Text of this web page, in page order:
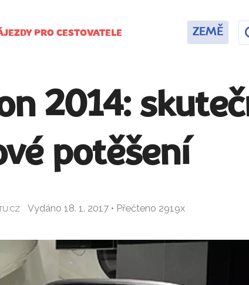
PRO CESTOVATELE ZEMĚ
2014:
potěšení
Vydáno 18. 1. 2017 • Přečteno 2919x